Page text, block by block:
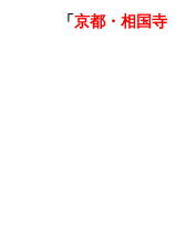
「京都・相国寺